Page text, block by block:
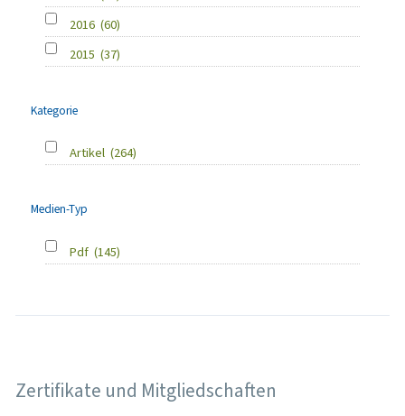
2016 (60)
2015 (37)
Kategorie
Artikel (264)
Medien-Typ
Pdf (145)
Zertifikate und Mitgliedschaften